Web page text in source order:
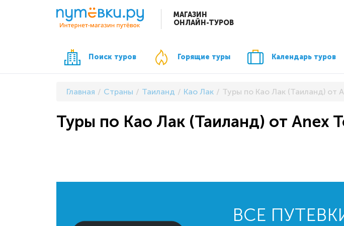
МАГАЗИН
ОНЛАЙН-ТУРОВ
Поиск туров Горящие туры Календарь туров
Главная Страны Таиланд Као Лак Туры по Као Лак (Таиланд) от
Туры по Као Лак (Таиланд) от Anex
ВСЕ